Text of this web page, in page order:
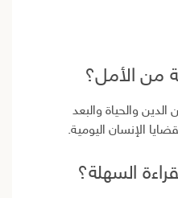
من الأمل؟
والحياة والبعد
الإنسان اليومية.
السهلة؟